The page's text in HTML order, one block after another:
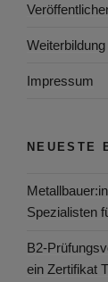
Weiterbildung
Impressum
NEUESTE
Spezialisten
B2-
ein Zertifikat